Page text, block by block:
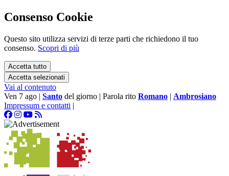
Consenso Cookie
Questo sito utilizza servizi di terze parti che richiedono il tuo
consenso. Scopri di più
Accetta tutto
Accetta selezionati
Vai al contenuto
Ven 7 ago | Santo del giorno | Parola rito Romano | Ambrosiano
Impressum e contatti |